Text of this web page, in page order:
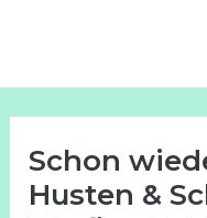
Schon
Husten &